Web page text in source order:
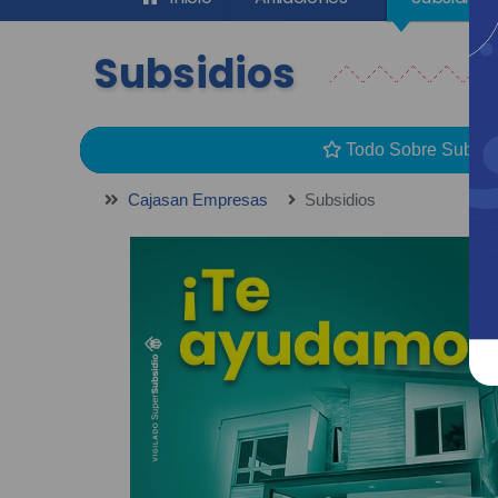
Subsidios
Todo Sobre
Cajasan Empresas Subsidios